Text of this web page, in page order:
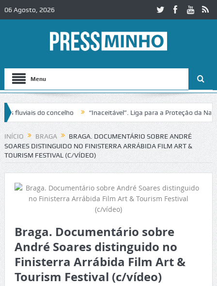
06 Agosto, 2026
Menu
do concelho “Inaceitável”. Liga para a Proteção da
no IC2 em Alcobaça Igreja do Castelo de Cerveira
INÍCIO BRAGA
BRAGA. DOCUMENTÁRIO SOBRE ANDRÉ
SOARES DISTINGUIDO NO FINISTERRA ARRÁBIDA FILM ART &
TOURISM FESTIVAL (C/VÍDEO)
Braga. Documentário sobre
André Soares distinguido no
Finisterra Arrábida Film Art &
Tourism Festival (c/vídeo)